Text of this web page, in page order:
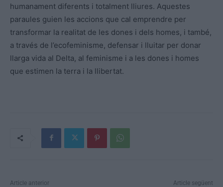
humanament diferents i totalment lliures. Aquestes
paraules guien les accions que cal emprendre per
transformar la realitat de les dones i dels homes, i també,
a través de l’ecofeminisme, defensar i lluitar per donar
llarga vida al Delta, al feminisme i a les dones i homes
que estimen la terra i la llibertat.
Article anterior Article següent